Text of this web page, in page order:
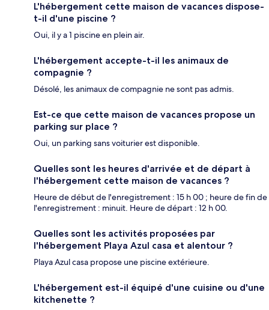
L'hébergement cette maison de vacances dispose-
t-il d'une piscine ?
Oui, il y a 1 piscine en plein air.
L'hébergement accepte-t-il les animaux de
compagnie ?
Désolé, les animaux de compagnie ne sont pas admis.
Est-ce que cette maison de vacances propose un
parking sur place ?
Oui, un parking sans voiturier est disponible.
Quelles sont les heures d'arrivée et de départ à
l'hébergement cette maison de vacances ?
Heure de début de l'enregistrement : 15 h 00 ; heure de fin de
l'enregistrement : minuit. Heure de départ : 12 h 00.
Quelles sont les activités proposées par
l'hébergement Playa Azul casa et alentour ?
Playa Azul casa propose une piscine extérieure.
L'hébergement est-il équipé d'une cuisine ou d'une
kitchenette ?